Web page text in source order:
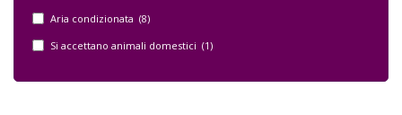
Aria condizionata (8)
Si accettano animali domestici (1)